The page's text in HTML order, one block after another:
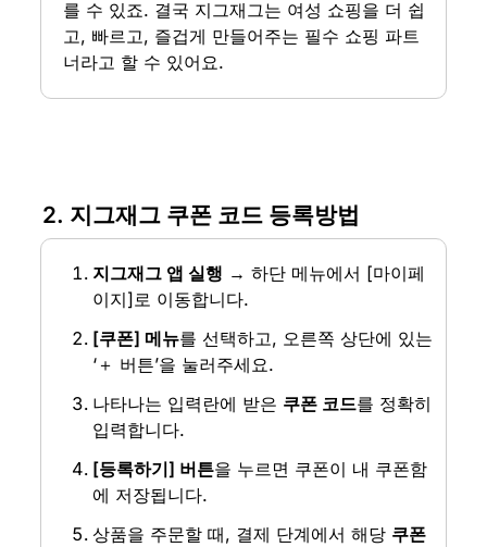
를 수 있죠. 결국 지그재그는 여성 쇼핑을 더 쉽
고, 빠르고, 즐겁게 만들어주는 필수 쇼핑 파트
너라고 할 수 있어요.
2. 지그재그 쿠폰 코드 등록방법
지그재그 앱 실행 → 하단 메뉴에서 [마이페
이지]로 이동합니다.
[쿠폰] 메뉴를 선택하고, 오른쪽 상단에 있는
‘＋ 버튼’을 눌러주세요.
나타나는 입력란에 받은 쿠폰 코드를 정확히
입력합니다.
[등록하기] 버튼을 누르면 쿠폰이 내 쿠폰함
에 저장됩니다.
상품을 주문할 때, 결제 단계에서 해당 쿠폰